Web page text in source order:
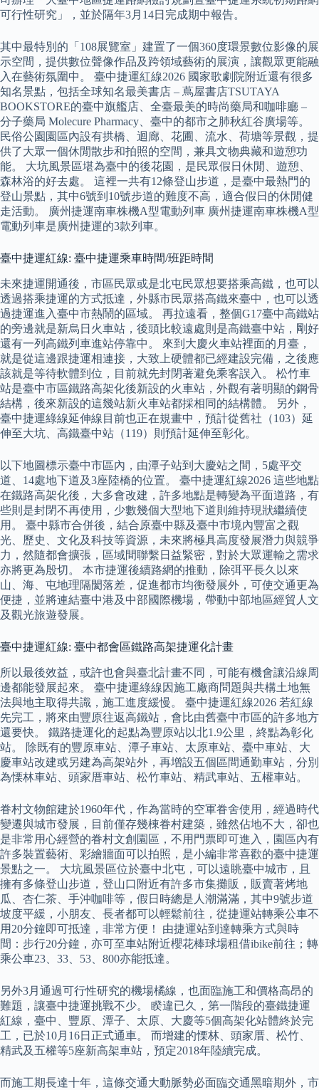
可行性研究」，並於隔年3月14日完成期中報告。
其中最特別的「108展覽室」建置了一個360度環景數位影像的展
示空間，提供數位聲像作品及跨領域藝術的展演，讓觀眾更能融
入在藝術氛圍中。 臺中捷運紅線2026 國家歌劇院附近還有很多
知名景點，包括全球知名最美書店 – 蔦屋書店TSUTAYA
BOOKSTORE的臺中旗艦店、全臺最美的時尚藥局和咖啡廳 –
分子藥局 Molecure Pharmacy、臺中的都市之肺秋紅谷廣場等。
民俗公園園區內設有拱橋、迴廊、花圃、流水、荷塘等景觀，提
供了大眾一個休閒散步和拍照的空間，兼具文物典藏和遊憩功
能。 大坑風景區堪為臺中的後花園，是民眾假日休閒、遊憩、
森林浴的好去處。 這裡一共有12條登山步道，是臺中最熱門的
登山景點，其中6號到10號步道的難度不高，適合假日的休閒健
走活動。 廣州捷運南車株機A型電動列車 廣州捷運南車株機A型
電動列車是廣州捷運的3款列車。
臺中捷運紅線: 臺中捷運乘車時間/班距時間
未來捷運開通後，市區民眾或是北屯民眾想要搭乘高鐵，也可以
透過搭乘捷運的方式抵達，外縣市民眾搭高鐵來臺中，也可以透
過捷運進入臺中市熱鬧的區域。 再拉遠看，整個G17臺中高鐵站
的旁邊就是新烏日火車站，後頭比較遠處則是高鐵臺中站，剛好
還有一列高鐵列車進站停靠中。 來到大慶火車站裡面的月臺，
就是從這邊跟捷運相連接，大致上硬體都已經建設完備，之後應
該就是等待軟體到位，目前就先封閉著避免乘客誤入。 松竹車
站是臺中市區鐵路高架化後新設的火車站，外觀有著明顯的鋼骨
結構，後來新設的這幾站新火車站都採相同的結構體。 另外，
臺中捷運綠線延伸線目前也正在規畫中，預計從舊社（103）延
伸至大坑、高鐵臺中站（119）則預計延伸至彰化。
以下地圖標示臺中市區內，由潭子站到大慶站之間，5處平交
道、14處地下道及3座陸橋的位置。 臺中捷運紅線2026 這些地點
在鐵路高架化後，大多會改建，許多地點是轉變為平面道路，有
些則是封閉不再使用，少數幾個大型地下道則維持現狀繼續使
用。 臺中縣市合併後，結合原臺中縣及臺中市境內豐富之觀
光、歷史、文化及科技等資源，未來將極具高度發展潛力與競爭
力，然隨都會擴張，區域間聯繫日益緊密，對於大眾運輸之需求
亦將更為殷切。 本市捷運後續路網的推動，除弭平長久以來
山、海、屯地理隔閡落差，促進都市均衡發展外，可使交通更為
便捷，並將連結臺中港及中部國際機場，帶動中部地區經貿人文
及觀光旅遊發展。
臺中捷運紅線: 臺中都會區鐵路高架捷運化計畫
所以最後效益，或許也會與臺北計畫不同，可能有機會讓沿線周
邊都能發展起來。 臺中捷運綠線因施工廠商問題與共構土地無
法與地主取得共識，施工進度緩慢。 臺中捷運紅線2026 若紅線
先完工，將來由豐原往返高鐵站，會比由舊臺中市區的許多地方
還要快。 鐵路捷運化的起點為豐原站以北1.9公里，終點為彰化
站。 除既有的豐原車站、潭子車站、太原車站、臺中車站、大
慶車站改建或另建為高架站外，再增設五個區間通勤車站，分別
為慄林車站、頭家厝車站、松竹車站、精武車站、五權車站。
眷村文物館建於1960年代，作為當時的空軍眷舍使用，經過時代
變遷與城市發展，目前僅存幾棟眷村建築，雖然佔地不大，卻也
是非常用心經營的眷村文創園區，不用門票即可進入，園區內有
許多裝置藝術、彩繪牆面可以拍照，是小編非常喜歡的臺中捷運
景點之一。 大坑風景區位於臺中北屯，可以遠眺臺中城市，且
擁有多條登山步道，登山口附近有許多市集攤販，販賣著烤地
瓜、杏仁茶、手沖咖啡等，假日時總是人潮滿滿，其中9號步道
坡度平緩，小朋友、長者都可以輕鬆前往，從捷運站轉乘公車不
用20分鐘即可抵達，非常方便！ 由捷運站到達轉乘方式與時
間：步行20分鐘，亦可至車站附近櫻花棒球場租借ibike前往；轉
乘公車23、33、53、800亦能抵達。
另外3月通過可行性研究的機場橘線，也面臨施工和價格高昂的
難題，讓臺中捷運挑戰不少。 睽違已久，第一階段的臺鐵捷運
紅線，臺中、豐原、潭子、太原、大慶等5個高架化站體終於完
工，已於10月16日正式通車。 而增建的慄林、頭家厝、松竹、
精武及五權等5座新高架車站，預定2018年陸續完成。
而施工期長達十年，這條交通大動脈勢必面臨交通黑暗期外，市